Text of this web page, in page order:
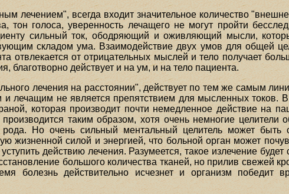
лечением", всегда входит значительное количество
тон голоса, уверенность лечащего не могут пройти
сильный ток, ободряющий и оживляющий мысли,
складом ума. Взаимодействие двух умов для общей
отвлекается от отрицательных мыслей и тело получает
благотворно действует и на ум, и на тело пациента.
лечения на расстоянии", действует по тем же самым
лечащим не является препятствием для мысленных токов.
которая производит почти немедленное действие на
таким образом, хотя очень немногие целители
Но очень сильный ментальный целитель может быть
жизненной силой и энергией, что больной орган может
действию лечения. Разумеется, такое излечение
большого количества тканей, но прилив свежей
болезнь действительно исчезнет и организм победит